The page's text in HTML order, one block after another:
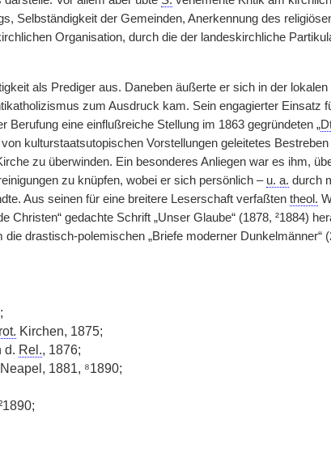
Selbständigkeit der Gemeinden, Anerkennung des
Organisation, durch die der landeskirchliche
als Prediger aus. Daneben äußerte er sich in der lokalen
zum Ausdruck kam. Sein engagierter Einsatz
eine einflußreiche Stellung im 1863 gegründeten „
kulturstaatsutopischen Vorstellungen geleitetes
zu überwinden. Ein besonderes Anliegen war es ihm,
zu knüpfen, wobei er sich persönlich – u. a. durch
Aus seinen für eine breitere Leserschaft verfaßten theol.
Christen“ gedachte Schrift „Unser Glaube“ (1878, ²1884)
die drastisch-polemischen „Briefe moderner Dunkelmänner“
Kirchen, 1875;
d. Rel., 1876;
1881, ⁸1890;